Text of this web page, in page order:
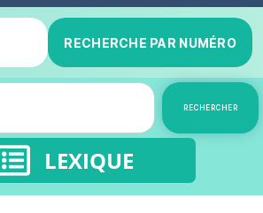
RECHERCHE PAR NUMÉRO
RECHERCHER
LEXIQUE